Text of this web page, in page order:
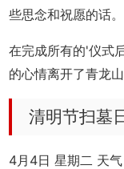
些思念和祝愿的话。
在完成所有的'仪式
的心情离开了青龙山
清明节扫墓
4月4日 星期二 天